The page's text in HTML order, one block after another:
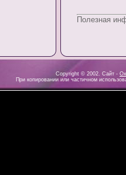
Полезная
Copyright © 2002. Сайт -
При копировании или частичном